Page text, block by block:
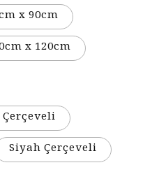
x 90cm
x 120cm
Çerçeveli
Siyah Çerçeveli